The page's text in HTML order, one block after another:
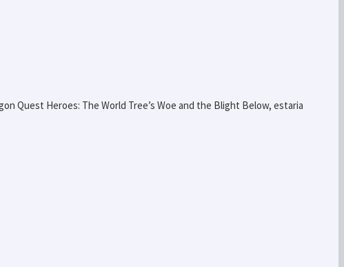
Quest Heroes: The World Tree’s Woe and the Blight Below, estaria